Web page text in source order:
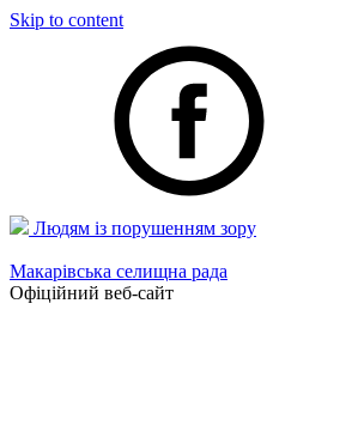
Skip to content
Людям із порушенням зору
Макарівська селищна рада
Офіційний веб-сайт